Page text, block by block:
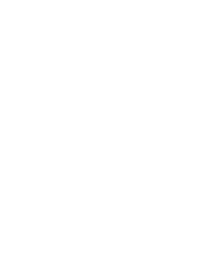
акацією. Залежно від
у квартирах та
листя в сильну спеку і
ніжний аромат. Пізніше